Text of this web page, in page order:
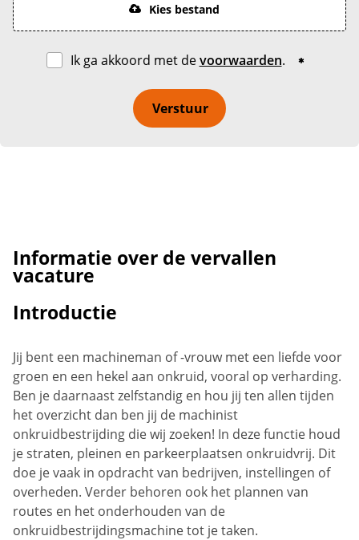
Kies bestand
Ik ga akkoord met devoorwaarden.
Verstuur
Informatie over de vervallen
vacature
Introductie
Jij bent een machineman of -vrouw met een liefde voor
groen en een hekel aan onkruid, vooral op verharding.
Ben je daarnaast zelfstandig en hou jij ten allen tijden
het overzicht dan ben jij de machinist
onkruidbestrijding die wij zoeken! In deze functie houd
je straten, pleinen en parkeerplaatsen onkruidvrij. Dit
doe je vaak in opdracht van bedrijven, instellingen of
overheden. Verder behoren ook het plannen van
routes en het onderhouden van de
onkruidbestrijdingsmachine tot je taken.